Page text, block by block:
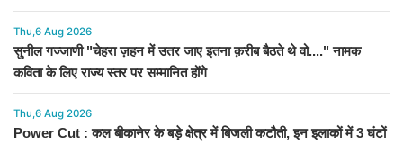
Thu,6 Aug 2026
सुनील गज्जाणी "चेहरा ज़हन में उतर जाए इतना क़रीब बैठते थे वो...." नामक
कविता के लिए राज्य स्तर पर सम्मानित होंगे
Thu,6 Aug 2026
Power Cut : कल बीकानेर के बड़े क्षेत्र में बिजली कटौती, इन इलाकों में 3 घंटों